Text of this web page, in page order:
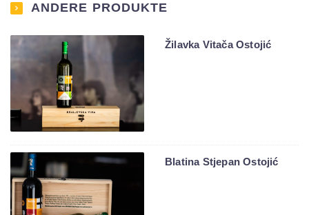
ANDERE PRODUKTE
Žilavka Vitača Ostojić
Blatina Stjepan Ostojić